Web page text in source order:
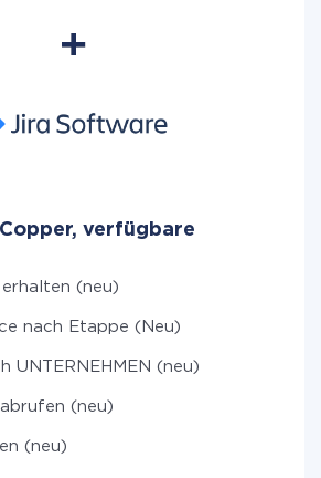
verfügbare
(neu)
nach Etappe (Neu)
UNTERNEHMEN (neu)
(neu)
(neu)